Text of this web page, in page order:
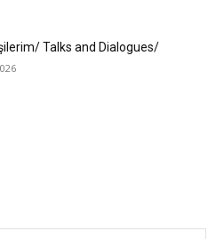
Talks and Dialogues/